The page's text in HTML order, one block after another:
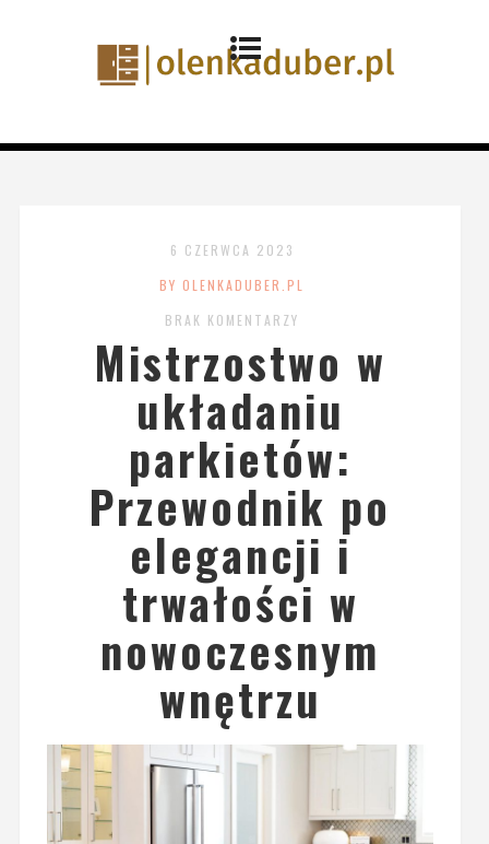
6 CZERWCA 2023
BY OLENKADUBER.PL
BRAK KOMENTARZY
Mistrzostwo w
układaniu
parkietów:
Przewodnik po
elegancji i
trwałości w
nowoczesnym
wnętrzu